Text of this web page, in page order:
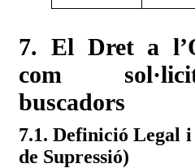
7. El Dret a
com
buscadors
7.1. Definició Legal
de Supressió)